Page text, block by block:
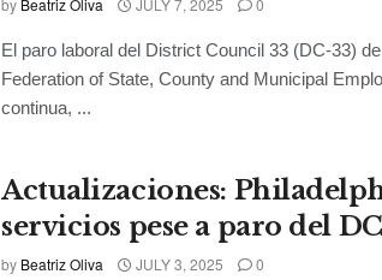
by Beatriz Oliva JULY 7, 2025 0
El paro laboral del District Council 33 (DC-33)
Federation of State, County and Municipal
continua, ...
Actualizaciones:
servicios pese a paro del
by Beatriz Oliva JULY 3, 2025 0